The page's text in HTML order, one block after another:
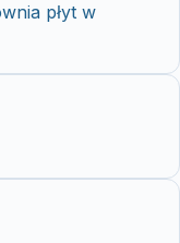
płyt w